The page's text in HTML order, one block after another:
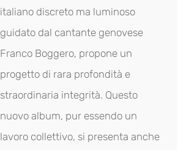
italiano discreto ma luminoso
guidato dal cantante genovese
Franco Boggero, propone un
progetto di rara profondità e
straordinaria integrità. Questo
nuovo album, pur essendo un
lavoro collettivo, si presenta anche